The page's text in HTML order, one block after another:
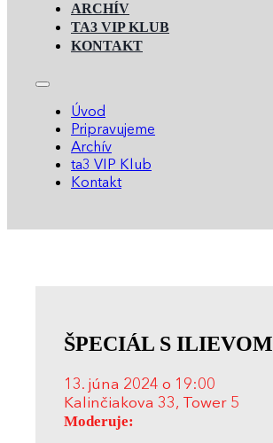
ARCHÍV
TA3 VIP KLUB
KONTAKT
Úvod
Pripravujeme
Archív
ta3 VIP Klub
Kontakt
ŠPECIÁL S ILIEVOM
13. júna 2024 o 19:00
Kalinčiakova 33, Tower 5
Moderuje: